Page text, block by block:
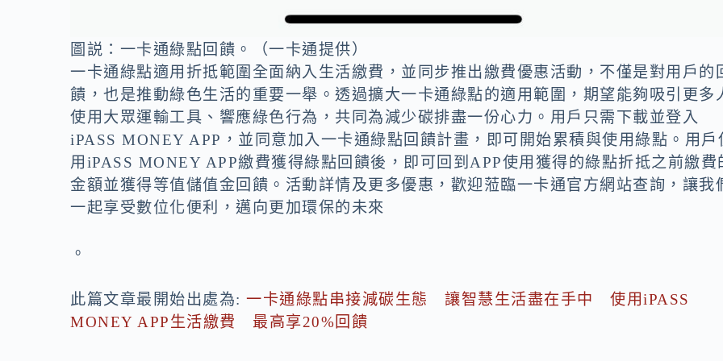
圖説：一卡通綠點回饋。（一卡通提供）
一卡通綠點適用折抵範圍全面納入生活繳費，並同步推出繳費優惠活動，不僅是對用戶的
饋，也是推動綠色生活的重要一舉。透過擴大一卡通綠點的適用範圍，期望能夠吸引更多
使用大眾運輸工具、響應綠色行為，共同為減少碳排盡一份心力。用戶只需下載並登入
iPASS MONEY APP，並同意加入一卡通綠點回饋計畫，即可開始累積與使用綠點。用戶
用iPASS MONEY APP繳費獲得綠點回饋後，即可回到APP使用獲得的綠點折抵之前繳費
金額並獲得等值儲值金回饋。活動詳情及更多優惠，歡迎蒞臨一卡通官方網站查詢，讓我
一起享受數位化便利，邁向更加環保的未來
。
此篇文章最開始出處為:一卡通綠點串接減碳生態 讓智慧生活盡在手中 使用iPASS
MONEY APP生活繳費 最高享20%回饋